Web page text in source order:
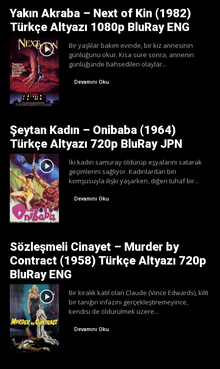
Yakın Akraba – Next of Kin (1982)
Türkçe Altyazı 1080p BluRay ENG
Bir yaşlılar bakım evinde, bir kız annesinin
günlüğünü okur. Kısa süre sonra, annenin
günlüğünde bahsedilen olaylar...
Devamını Oku
Şeytan Kadın – Onibaba (1964)
Türkçe Altyazı 720p BluRay JPN
İki kadın samuray öldürüp eşyalarını satarak
geçimlerini sağlıyor. Kadınlardan biri
komşusuyla ilişki yaşarken, diğeri tuhaf bir...
Devamını Oku
Sözleşmeli Cinayet – Murder by
Contract (1958) Türkçe Altyazı 720p
BluRay ENG
Bir kiralık katil olan Claude (Vince Edwards), kilit
bir tanığın infazını gerçekleştiremeyince,
kendisi de öldürülmek üzere...
Devamını Oku